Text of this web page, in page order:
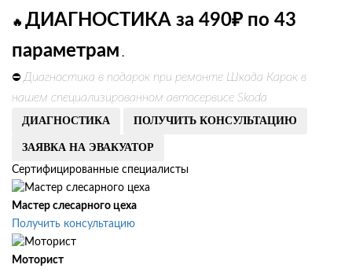
🔥 ДИАГНОСТИКА за 490₽ по 43
параметрам .
⛔ Диагностика в подарок при ремонте Шкода Карок в
нашем специализированном автосервисе Skoda
ДИАГНОСТИКА ПОЛУЧИТЬ КОНСУЛЬТАЦИЮ
ЗАЯВКА НА ЭВАКУАТОР
Сертифицированные специалисты
Мастер слесарного цеха
Получить консультацию
Моторист